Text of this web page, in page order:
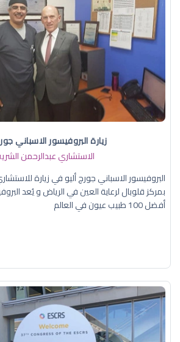
زيارة البروفيسور الاسباني
الاستشاري عبدالرحمن
البروفيسور الاسباني جورج أليو في زيارة
بمركز قلوبال لرعاية العين في الرياض و يُعد
أفضل 100 طبيب عيون في العالم